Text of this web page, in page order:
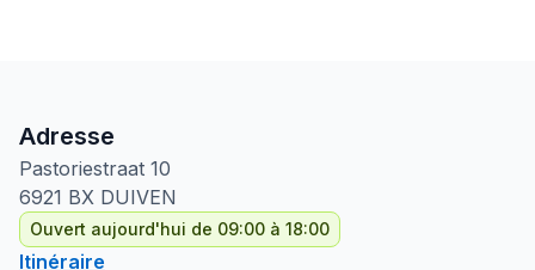
Adresse
Pastoriestraat 10
6921 BX DUIVEN
Ouvert aujourd'hui de 09:00 à 18:00
Itinéraire